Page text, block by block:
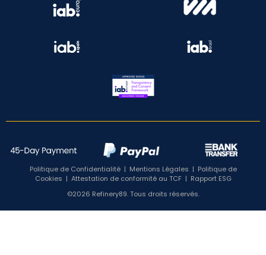
Politique de Confidentialité| Mentions Légales | Politique de
Cookies | Attestation de conformité au TCF| Rapport ESG
©2026 Refinery89. Tous droits réservés.